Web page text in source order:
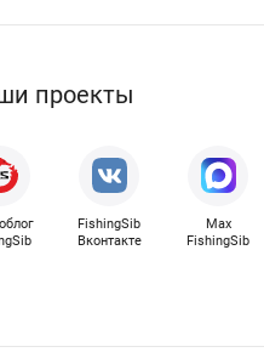
проекты
FishingSib
Вконтакте
Max
FishingSib